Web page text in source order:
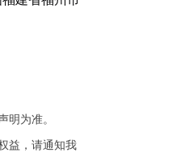
明为准。
益，请通知我